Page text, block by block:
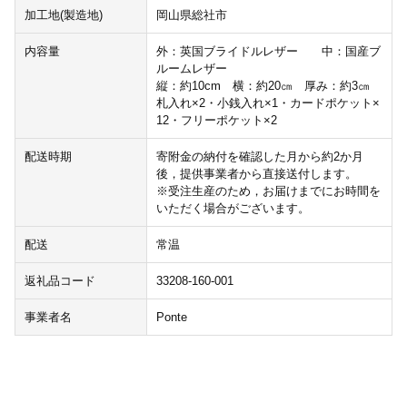
加工地(製造地) 岡山県総社市
内容量
外：英国ブライドルレザー 中：国産ブ
ルームレザー
縦：約10cm 横：約20㎝ 厚み：約3㎝
札入れ×2・小銭入れ×1・カードポケット×
12・フリーポケット×2
配送時期
寄附金の納付を確認した月から約2か月
後，提供事業者から直接送付します。
※受注生産のため，お届けまでにお時間を
いただく場合がございます。
配送 常温
返礼品コード 33208-160-001
事業者名 Ponte